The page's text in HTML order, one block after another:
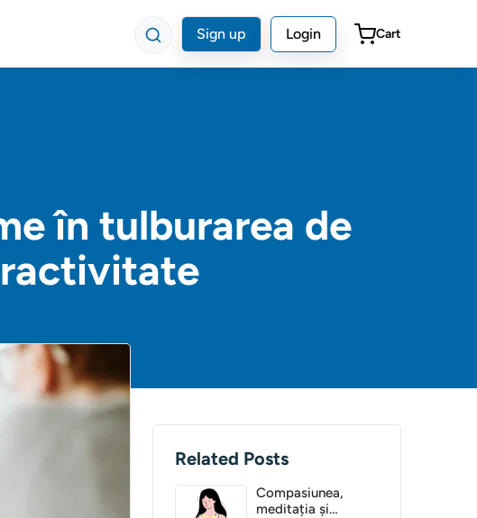
Sign up Login Cart
în tulburarea de
Related Posts
Compasiunea,
meditația și